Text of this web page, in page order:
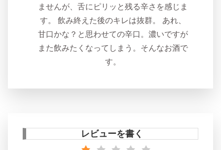
ませんが、舌にピリッと残る辛さを感じま
す。 飲み終えた後のキレは抜群。 あれ、
甘口かな？と思わせての辛口。濃いですが
また飲みたくなってしまう。そんなお酒で
す。
レビューを書く